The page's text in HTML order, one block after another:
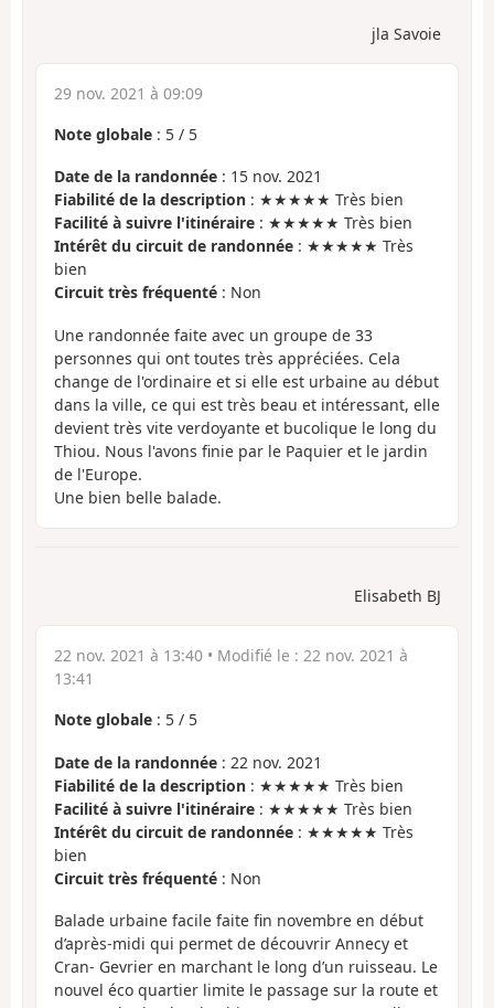
jla Savoie
29 nov. 2021 à 09:09
Note globale : 5 / 5
Date de la randonnée : 15 nov. 2021
Fiabilité de la description : ★★★★★ Très bien
Facilité à suivre l'itinéraire : ★★★★★ Très bien
Intérêt du circuit de randonnée : ★★★★★ Très
bien
Circuit très fréquenté : Non
Une randonnée faite avec un groupe de 33
personnes qui ont toutes très appréciées. Cela
change de l'ordinaire et si elle est urbaine au début
dans la ville, ce qui est très beau et intéressant, elle
devient très vite verdoyante et bucolique le long du
Thiou. Nous l'avons finie par le Paquier et le jardin
de l'Europe.
Une bien belle balade.
Elisabeth BJ
22 nov. 2021 à 13:40 • Modifié le : 22 nov. 2021 à
13:41
Note globale : 5 / 5
Date de la randonnée : 22 nov. 2021
Fiabilité de la description : ★★★★★ Très bien
Facilité à suivre l'itinéraire : ★★★★★ Très bien
Intérêt du circuit de randonnée : ★★★★★ Très
bien
Circuit très fréquenté : Non
Balade urbaine facile faite fin novembre en début
d’après-midi qui permet de découvrir Annecy et
Cran- Gevrier en marchant le long d’un ruisseau. Le
nouvel éco quartier limite le passage sur la route et